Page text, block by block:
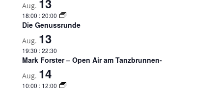
Aug. 13
18:00 :20:00
Die Genussrunde
Aug. 13
19:30 :22:30
Mark Forster – Open Air am Tanzbrunnen-
Aug. 14
10:00 : 12:00